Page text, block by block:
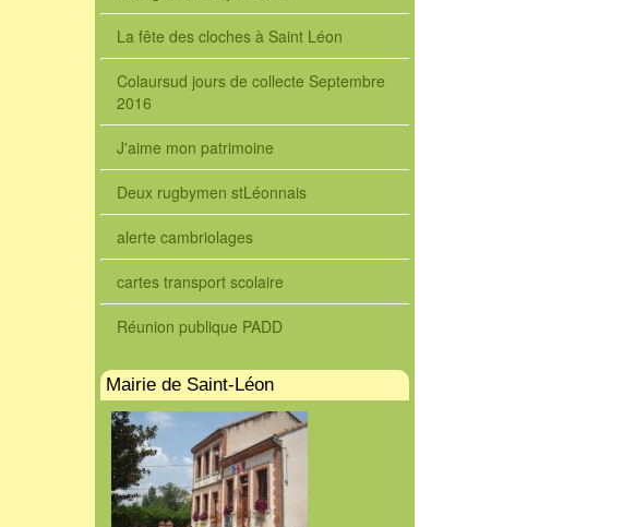
La fête des cloches à Saint Léon
Colaursud jours de collecte Septembre
2016
J'aime mon patrimoine
Deux rugbymen stLéonnais
alerte cambriolages
cartes transport scolaire
Réunion publique PADD
Mairie de Saint-Léon